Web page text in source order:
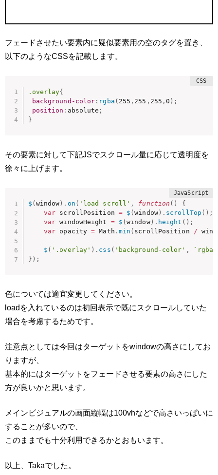
フェードさせたい要素内に疑似要素用の空のタグを置き、
以下のようなCSSを記載します。
.overlay{
background-color : rgba ( 255 , 255 , 255 ,0 ) ;
position : absolute ;
}
その要素に対して下記JSでスクロール量に応じて透明度を
徐々に上げます。
$ ( window ) . on ( 'load scroll' , function ( )
{
var scrollPosition = $ (window) . scrollTop ( ) ;
var windowHeight = $ (window) . height ( ) ;
var opacity = Math . min ( scrollPosition /
$ ( '.overlay' ) . css ( 'background-color' ,
} ) ;
色については適宜変更してください。
loadを入れているのは初回表示で既にスクロールしていた
場合を考慮するためです。
注意点としては今回はターゲットをwindowの高さにしてお
りますが、
基本的にはターゲットをフェードさせる要素の高さにした
方が良いかと思います。
メインビジュアルの画面縦幅は100vhなどで高さいっぱいに
することが多いので、
このままでも十分利用できるかとおもいます。
以上、Takaでした。